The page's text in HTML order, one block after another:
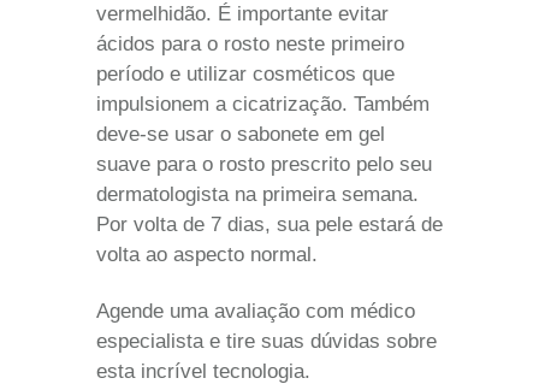
vermelhidão. É importante evitar
ácidos para o rosto neste primeiro
período e utilizar cosméticos que
impulsionem a cicatrização. Também
deve-se usar o sabonete em gel
suave para o rosto prescrito pelo seu
dermatologista na primeira semana.
Por volta de 7 dias, sua pele estará de
volta ao aspecto normal.
Agende uma avaliação com médico
especialista e tire suas dúvidas sobre
esta incrível tecnologia.